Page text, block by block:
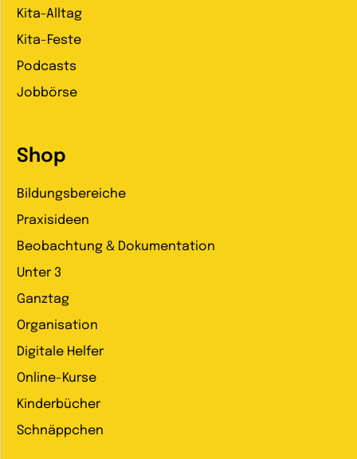
Kita-Alltag
Kita-Feste
Podcasts
Jobbörse
Shop
Bildungsbereiche
Praxisideen
Beobachtung & Dokumentation
Unter 3
Ganztag
Organisation
Digitale Helfer
Online-Kurse
Kinderbücher
Schnäppchen